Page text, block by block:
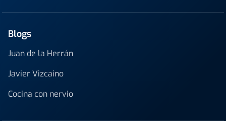
Blogs
Juan de la Herrán
Javier Vizcaino
Cocina con nervio